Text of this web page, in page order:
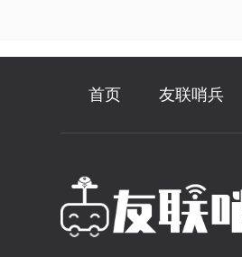
首页 友联哨兵